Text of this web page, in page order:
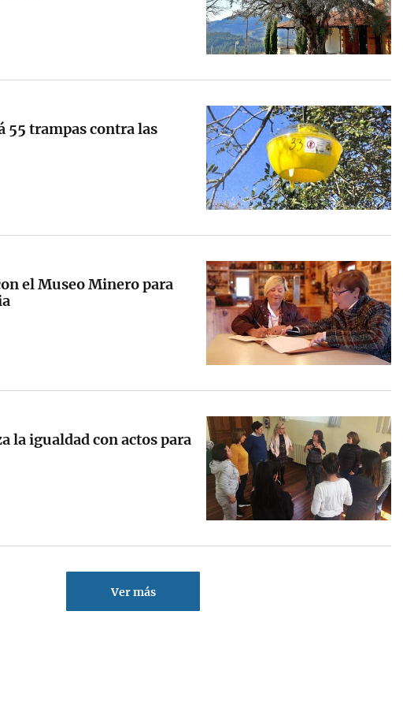
55 trampas contra las
el Museo Minero para
la igualdad con actos para
Ver más